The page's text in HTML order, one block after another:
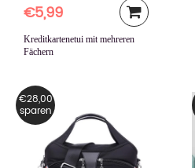
€5,99
Kreditkartenetui mit mehreren
Fächern
€28,00
sparen